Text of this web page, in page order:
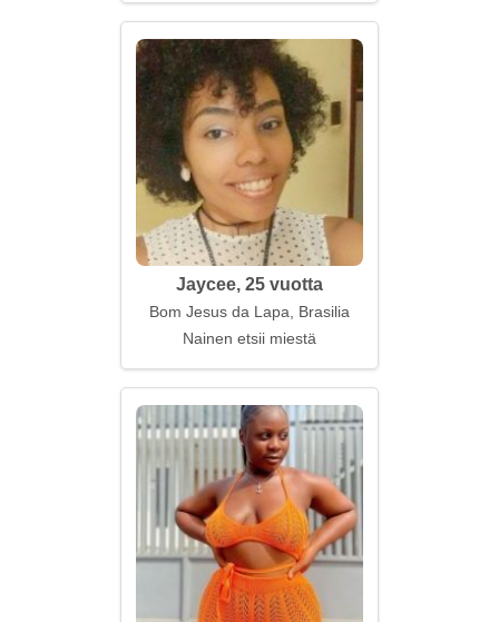
Jaycee, 25 vuotta
Bom Jesus da Lapa, Brasilia
Nainen etsii miestä